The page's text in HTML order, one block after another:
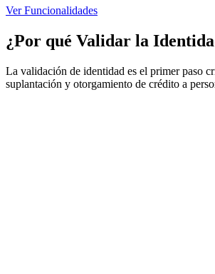
Ver Funcionalidades
¿Por qué Validar la
La validación de identidad es el primer paso
suplantación y otorgamiento de crédito a